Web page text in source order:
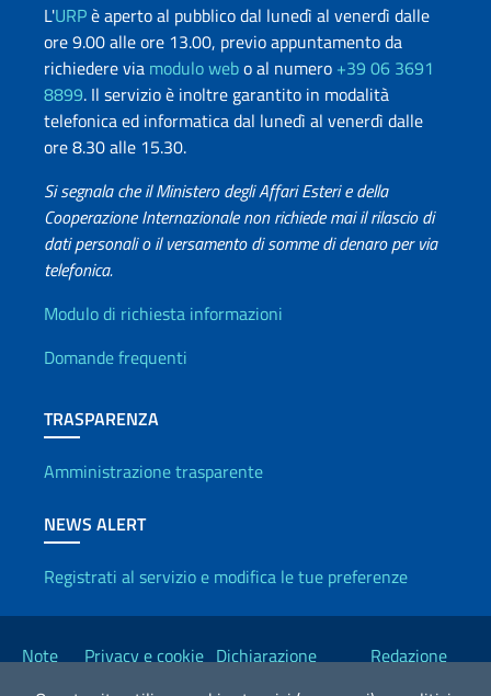
L'URPè aperto al pubblico dal lunedì al venerdì dalle
ore 9.00 alle ore 13.00, previo appuntamento da
richiedere via modulo webo al numero +39 06 3691
8899. Il servizio è inoltre garantito in modalità
telefonica ed informatica dal lunedì al venerdì dalle
ore 8.30 alle 15.30.
Si segnala che il Ministero degli Affari Esteri e della
Cooperazione Internazionale non richiede mai il rilascio di
dati personali o il versamento di somme di denaro per via
telefonica.
Info utili
Modulo di richiesta informazioni
Domande frequenti
TRASPARENZA
Amministrazione trasparente
NEWS ALERT
Registrati al servizio e modifica le tue preferenze
Link Utili
Note
Privacy e cookie Dichiarazione
Redazione